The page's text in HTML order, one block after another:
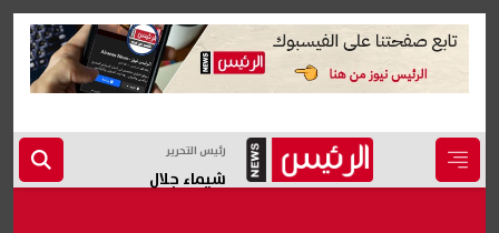
رئيس التحرير
شيماء جلال